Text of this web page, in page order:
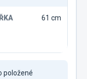
61 cm
položené